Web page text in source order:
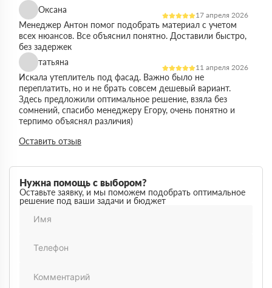
Оксана
17 апреля 2026
Менеджер Антон помог подобрать материал с учетом
всех нюансов. Все объяснил понятно. Доставили быстро,
без задержек
татьяна
11 апреля 2026
Искала утеплитель под фасад. Важно было не
переплатить, но и не брать совсем дешевый вариант.
Здесь предложили оптимальное решение, взяла без
сомнений, спасибо менеджеру Егору, очень понятно и
терпимо объяснял различия)
Максим
03 марта 2026
Немного запутался в видах утеплителей но помогли
разобратсья, менеджеры быстро связались и помогли
Заказывал утеплитель для дачи. Объем небольшой, но
отношение нормальное, наверное будем заказывать еще
Оставить отзыв
Нужна помощь с выбором?
Оставьте заявку, и мы поможем подобрать оптимальное
решение под ваши задачи и бюджет